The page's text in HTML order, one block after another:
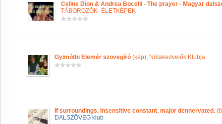
Celine Dion & Andrea Bocelli - The prayer - Magyar
TÁBOROZÓK- ÉLETKÉPEK
Gyimóthi Elemér szövegíró (kép), Nótakedvelők Klubja
If surroundings, insensitive constant, major dennervated.
DALSZÖVEG klub